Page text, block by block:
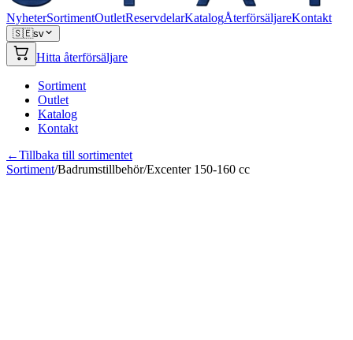
NyheterSortimentOutletReservdelarKatalogÅterförsäljareKontakt
🇸🇪sv
Hitta återförsäljare
Sortiment
Outlet
Katalog
Kontakt
←Tillbaka till sortimentet
Sortiment/Badrumstillbehör/Excenter 150-160 cc